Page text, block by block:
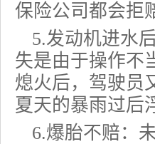
保险公司都会拒
5.发动机进水
失是由于操作不
熄火后，驾驶员
夏天的暴雨过后
6.爆胎不赔：